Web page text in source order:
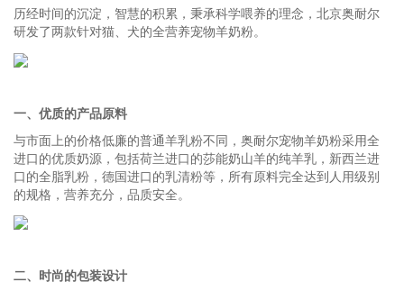
历经时间的沉淀，智慧的积累，秉承科学喂养的理念，北京奥耐尔
研发了两款针对猫、犬的全营养宠物羊奶粉。
一、 优质的产品原料
与市面上的价格低廉的普通羊乳粉不同，奥耐尔宠物羊奶粉采用全
进口的优质奶源，包括荷兰进口的莎能奶山羊的纯羊乳，新西兰进
口的全脂乳粉，德国进口的乳清粉等，所有原料完全达到人用级别
的规格，营养充分，品质安全。
二、 时尚的包装设计